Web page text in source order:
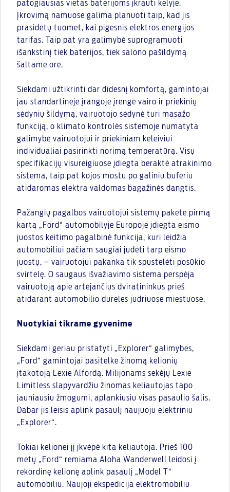
patogiausias vietas baterijoms įkrauti kelyje.
Įkrovimą namuose galima planuoti taip, kad jis
prasidėtų tuomet, kai pigesnis elektros energijos
tarifas. Taip pat yra galimybė suprogramuoti
išankstinį tiek baterijos, tiek salono pašildymą
šaltame ore.
Siekdami užtikrinti dar didesnį komfortą, gamintojai
jau standartinėje įrangoje įrengė vairo ir priekinių
sėdynių šildymą, vairuotojo sėdynė turi masažo
funkciją, o klimato kontrolės sistemoje numatyta
galimybė vairuotojui ir priekiniam keleiviui
individualiai pasirinkti norimą temperatūrą. Visų
specifikacijų visureigiuose įdiegta beraktė atrakinimo
sistema, taip pat kojos mostu po galiniu buferiu
atidaromas elektra valdomas bagažinės dangtis.
Pažangių pagalbos vairuotojui sistemų pakete pirmą
kartą „Ford“ automobilyje Europoje įdiegta eismo
juostos keitimo pagalbinė funkcija, kuri leidžia
automobiliui pačiam saugiai judėti tarp eismo
juostų, – vairuotojui pakanka tik spustelėti posūkio
svirtelę. O saugaus išvažiavimo sistema perspėja
vairuotoją apie artėjančius dviratininkus prieš
atidarant automobilio dureles judriuose miestuose.
Nuotykiai tikrame gyvenime
Siekdami geriau pristatyti „Explorer“ galimybes,
„Ford“ gamintojai pasitelkė žinomą kelionių
įtakotoją Lexie Alfordą. Milijonams sekėjų Lexie
Limitless slapyvardžiu žinomas keliautojas tapo
jauniausiu žmogumi, aplankiusiu visas pasaulio šalis.
Dabar jis leisis aplink pasaulį naujuoju elektriniu
„Explorer“.
Tokiai kelionei jį įkvėpė kita keliautoja. Prieš 100
metų „Ford“ remiama Aloha Wanderwell leidosi į
rekordinę kelionę aplink pasaulį „Model T“
automobiliu. Naujoji ekspedicija elektromobiliu